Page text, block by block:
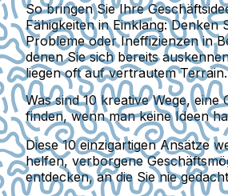
So bringen Sie Ihre
Fähigkeiten in Einklang: Denken
Probleme oder Ineffizienzen in
denen Sie sich bereits
liegen oft auf vertrautem Terrain.
Was sind 10 kreative Wege, eine
finden, wenn man keine Ideen
Diese 10 einzigartigen Ansätze
helfen, verborgene
entdecken, an die Sie nie